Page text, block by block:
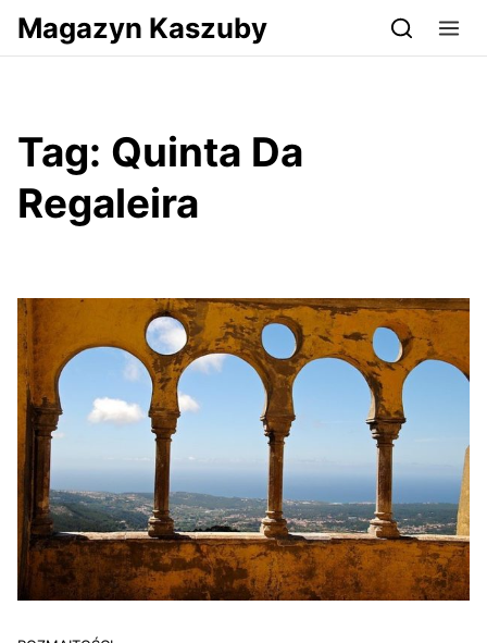
Przejdź do serwisu magazynkaszuby.pl
Magazyn Kaszuby
Tag: Quinta Da
Regaleira